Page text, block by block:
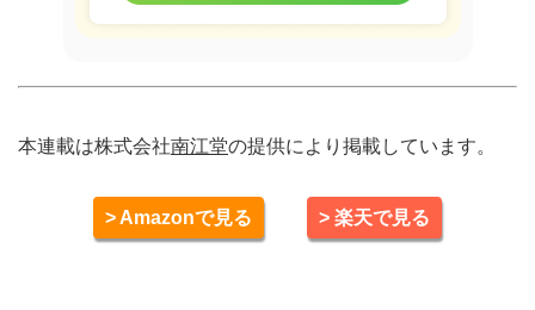
本連載は株式会社南江堂の提供により掲載しています。
> Amazonで見る > 楽天で見る